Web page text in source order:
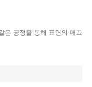
은 공정을 통해 표면의 매끄